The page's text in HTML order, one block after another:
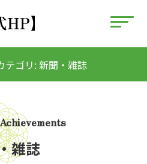
テゴリ: 新聞・雑誌
雑誌